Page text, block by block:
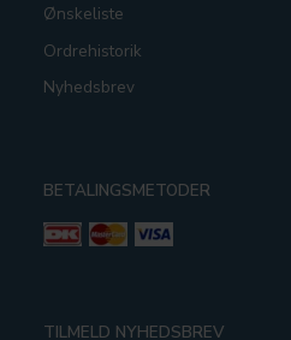
Ønskeliste
Ordrehistorik
Nyhedsbrev
BETALINGSMETODER
TILMELD NYHEDSBREV